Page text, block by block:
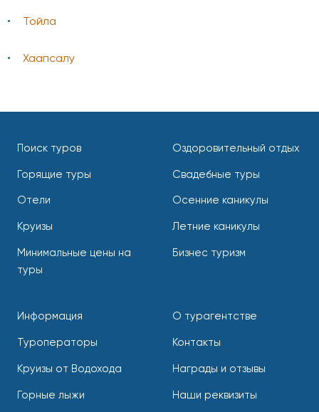
Тойла
Хаапсалу
Поиск туров
Горящие туры
Отели
Круизы
Минимальные цены на
туры
Оздоровительный отдых
Свадебные туры
Осенние каникулы
Летние каникулы
Бизнес туризм
Информация
Туроператоры
Круизы от Водохода
Горные лыжи
О турагентстве
Контакты
Награды и отзывы
Наши реквизиты